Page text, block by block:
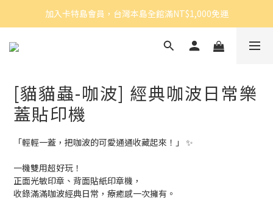
加入卡特島會員，台灣本島全館滿NT$1,000免運
[貓貓蟲-咖波] 經典咖波日常樂
蓋貼印機
「輕輕一蓋，把咖波的可愛通通收藏起來！」 ✨
一機雙用超好玩！
正面光敏印章、背面貼紙印章機，
收錄滿滿咖波經典日常，療癒感一次擁有。